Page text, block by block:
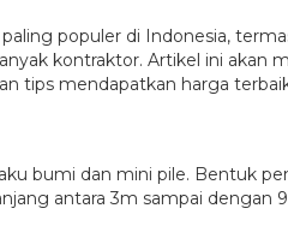
populer di Indonesia,
kontraktor. Artikel ini
tips mendapatkan harga
bumi dan mini pile. Bentuk
antara 3m sampai